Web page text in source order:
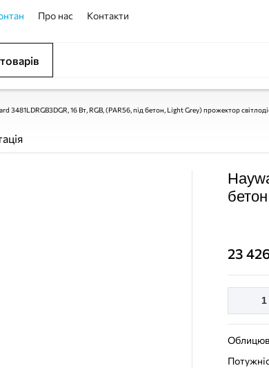
Про нас Контакти
3481LDRGB3DGR, 16 Вт, RGB, (PAR56, під бетон, Light Grey) прожектор
23